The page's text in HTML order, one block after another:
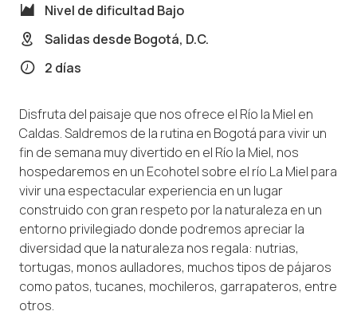
Nivel de dificultad Bajo
Salidas desde Bogotá, D.C.
2 días
Disfruta del paisaje que nos ofrece el Río la Miel en
Caldas. Saldremos de la rutina en Bogotá para vivir un
fin de semana muy divertido en el Río la Miel, nos
hospedaremos en un Ecohotel sobre el río La Miel para
vivir una espectacular experiencia en un lugar
construido con gran respeto por la naturaleza en un
entorno privilegiado donde podremos apreciar la
diversidad que la naturaleza nos regala: nutrias,
tortugas, monos aulladores, muchos tipos de pájaros
como patos, tucanes, mochileros, garrapateros, entre
otros.